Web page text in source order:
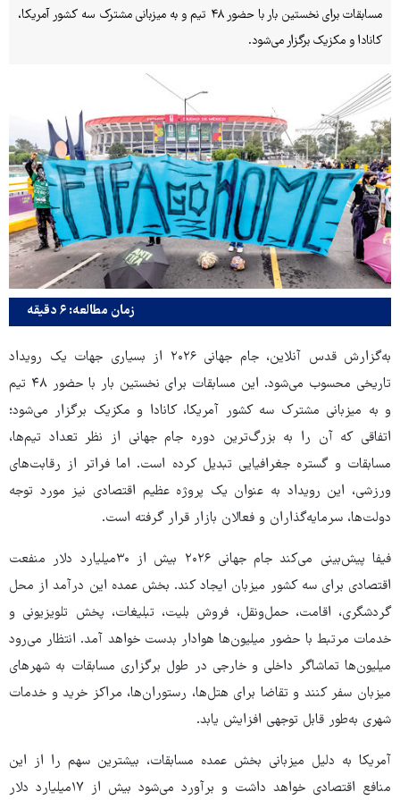
مسابقات برای نخستین بار با حضور ۴۸ تیم و به میزبانی مشترک سه کشور آمریکا،
کانادا و مکزیک برگزار می‌شود.
زمان مطالعه: ۶ دقیقه
به‌گزارش قدس آنلاین، جام جهانی ۲۰۲۶ از بسیاری جهات یک رویداد
تاریخی محسوب می‌شود. این مسابقات برای نخستین بار با حضور ۴۸ تیم
و به میزبانی مشترک سه کشور آمریکا، کانادا و مکزیک برگزار می‌شود؛
اتفاقی که آن را به بزرگ‌ترین دوره جام جهانی از نظر تعداد تیم‌ها،
مسابقات و گستره جغرافیایی تبدیل کرده است. اما فراتر از رقابت‌های
ورزشی، این رویداد به عنوان یک پروژه عظیم اقتصادی نیز مورد توجه
دولت‌ها، سرمایه‌گذاران و فعالان بازار قرار گرفته است.
فیفا پیش‌بینی می‌کند جام جهانی ۲۰۲۶ بیش از ۳۰میلیارد دلار منفعت
اقتصادی برای سه کشور میزبان ایجاد کند. بخش عمده این درآمد از محل
گردشگری، اقامت، حمل‌ونقل، فروش بلیت، تبلیغات، پخش تلویزیونی و
خدمات مرتبط با حضور میلیون‌ها هوادار بدست خواهد آمد. انتظار می‌رود
میلیون‌ها تماشاگر داخلی و خارجی در طول برگزاری مسابقات به شهرهای
میزبان سفر کنند و تقاضا برای هتل‌ها، رستوران‌ها، مراکز خرید و خدمات
شهری به‌طور قابل توجهی افزایش یابد.
آمریکا به دلیل میزبانی بخش عمده مسابقات، بیشترین سهم را از این
منافع اقتصادی خواهد داشت و برآورد می‌شود بیش از ۱۷میلیارد دلار